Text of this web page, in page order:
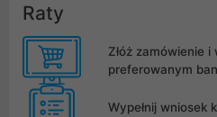
Raty
Złóż zamówienie
preferowanym
Wypełnij wniosek